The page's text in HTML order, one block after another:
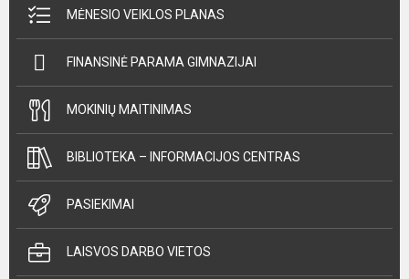
MĖNESIO VEIKLOS PLANAS
FINANSINĖ PARAMA GIMNAZIJAI
MOKINIŲ MAITINIMAS
BIBLIOTEKA – INFORMACIJOS CENTRAS
PASIEKIMAI
LAISVOS DARBO VIETOS